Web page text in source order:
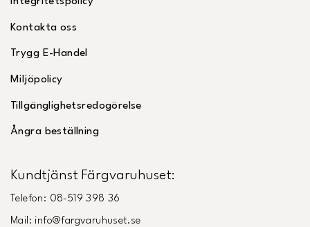
Kontakta oss
Trygg E-Handel
Miljöpolicy
Tillgänglighetsredogörelse
Ångra beställning
Kundtjänst Färgvaruhuset:
Telefon: 08-519 398 36
Mail: info@fargvaruhuset.se